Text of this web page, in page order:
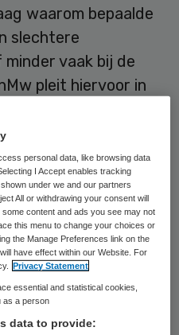
waarom bepaalde
slechtere
vaak bij de
pleit hiervoor in
is minder.
diabetes en hart-
onder bepaalde
personal data, like browsing data
I Accept enables tracking
under we and our partners
All or withdrawing your consent will
content and ads you see may not
this menu to change your choices or
the Manage Preferences link on the
have effect within our Website. For
Privacy Statement
essential and statistical cookies,
as a person
data to provide: